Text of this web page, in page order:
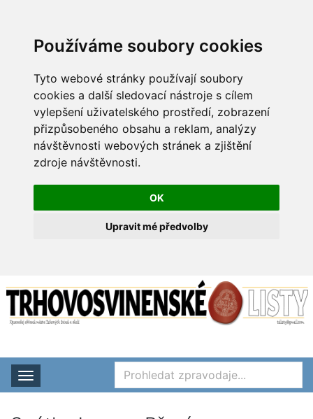
Používáme soubory cookies
Tyto webové stránky používají soubory
cookies a další sledovací nástroje s cílem
vylepšení uživatelského prostředí, zobrazení
přizpůsobeného obsahu a reklam, analýzy
návštěvnosti webových stránek a zjištění
zdroje návštěvnosti.
OK
Upravit mé předvolby
Rozbalit nabídku